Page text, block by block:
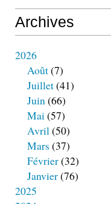
Archives
2026
Août(7)
Juillet(41)
Juin(66)
Mai(57)
Avril(50)
Mars (37)
Février(32)
Janvier(76)
2025